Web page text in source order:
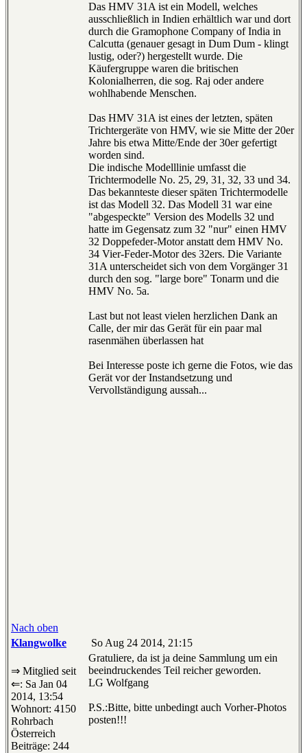
Das HMV 31A ist ein Modell, welches
ausschließlich in Indien erhältlich war und dort
durch die Gramophone Company of India in
Calcutta (genauer gesagt in Dum Dum - klingt
lustig, oder?) hergestellt wurde. Die
Käufergruppe waren die britischen
Kolonialherren, die sog. Raj oder andere
wohlhabende Menschen.
Das HMV 31A ist eines der letzten, späten
Trichtergeräte von HMV, wie sie Mitte der 20er
Jahre bis etwa Mitte/Ende der 30er gefertigt
worden sind.
Die indische Modelllinie umfasst die
Trichtermodelle No. 25, 29, 31, 32, 33 und 34.
Das bekannteste dieser späten Trichtermodelle
ist das Modell 32. Das Modell 31 war eine
"abgespeckte" Version des Modells 32 und
hatte im Gegensatz zum 32 "nur" einen HMV
32 Doppefeder-Motor anstatt dem HMV No.
34 Vier-Feder-Motor des 32ers. Die Variante
31A unterscheidet sich von dem Vorgänger 31
durch den sog. "large bore" Tonarm und die
HMV No. 5a.
Last but not least vielen herzlichen Dank an
Calle, der mir das Gerät für ein paar mal
rasenmähen überlassen hat
Bei Interesse poste ich gerne die Fotos, wie das
Gerät vor der Instandsetzung und
Vervollständigung aussah...
Nach oben
Klangwolke
So Aug 24 2014, 21:15
⇒ Mitglied seit
⇐: Sa Jan 04
2014, 13:54
Wohnort: 4150
Rohrbach
Österreich
Beiträge: 244
Gratuliere, da ist ja deine Sammlung um ein
beeindruckendes Teil reicher geworden.
LG Wolfgang
P.S.:Bitte, bitte unbedingt auch Vorher-Photos
posten!!!